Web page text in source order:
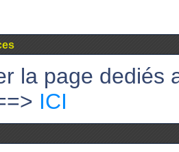
la page dediés
ICI